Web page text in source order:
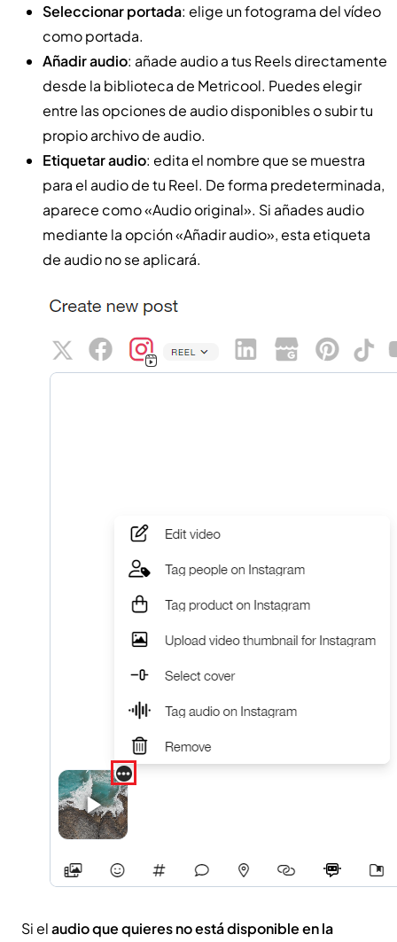
Seleccionar portada: elige un fotograma del vídeo
como portada.
Añadir audio: añade audio a tus Reels directamente
desde la biblioteca de Metricool. Puedes elegir
entre las opciones de audio disponibles o subir tu
propio archivo de audio.
Etiquetar audio: edita el nombre que se muestra
para el audio de tu Reel. De forma predeterminada,
aparece como «Audio original». Si añades audio
mediante la opción «Añadir audio», esta etiqueta
de audio no se aplicará.
Si elaudio que quieres no está disponible en la